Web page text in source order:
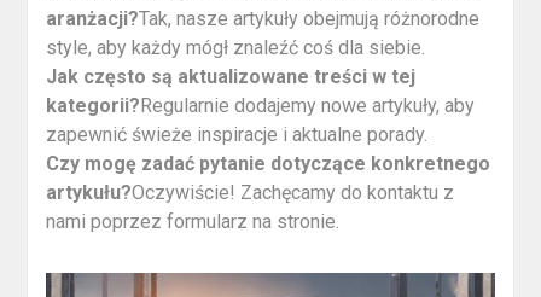
aranżacji?Tak, nasze artykuły obejmują różnorodne
style, aby każdy mógł znaleźć coś dla siebie.
Jak często są aktualizowane treści w tej
kategorii?Regularnie dodajemy nowe artykuły, aby
zapewnić świeże inspiracje i aktualne porady.
Czy mogę zadać pytanie dotyczące konkretnego
artykułu?Oczywiście! Zachęcamy do kontaktu z
nami poprzez formularz na stronie.